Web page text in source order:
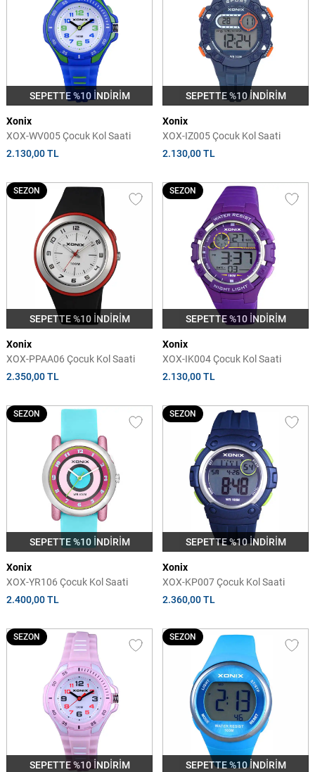
SEPETTE %10 İNDİRİM
Xonix
XOX-WV005 Çocuk Kol Saati
2.130,00 TL
SEPETTE %10 İNDİRİM
Xonix
XOX-IZ005 Çocuk Kol Saati
2.130,00 TL
SEPETTE %10 İNDİRİM
SEZON
Xonix
XOX-PPAA06 Çocuk Kol Saati
2.350,00 TL
SEPETTE %10 İNDİRİM
SEZON
Xonix
XOX-IK004 Çocuk Kol Saati
2.130,00 TL
SEPETTE %10 İNDİRİM
SEZON
Xonix
XOX-YR106 Çocuk Kol Saati
2.400,00 TL
SEPETTE %10 İNDİRİM
SEZON
Xonix
XOX-KP007 Çocuk Kol Saati
2.360,00 TL
SEPETTE %10 İNDİRİM
SEZON
SEPETTE %10 İNDİRİM
SEZON